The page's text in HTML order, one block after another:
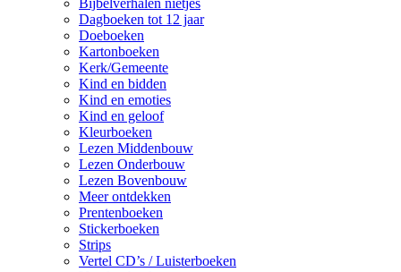
Bijbelverhalen nietjes
Dagboeken tot 12 jaar
Doeboeken
Kartonboeken
Kerk/Gemeente
Kind en bidden
Kind en emoties
Kind en geloof
Kleurboeken
Lezen Middenbouw
Lezen Onderbouw
Lezen Bovenbouw
Meer ontdekken
Prentenboeken
Stickerboeken
Strips
Vertel CD’s / Luisterboeken